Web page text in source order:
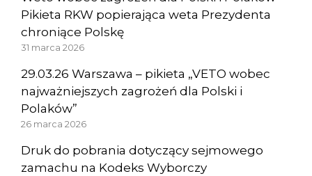
Pikieta RKW popierająca weta Prezydenta
chroniące Polskę
31 marca 2026
29.03.26 Warszawa – pikieta „VETO wobec
najważniejszych zagrożeń dla Polski i
Polaków”
26 marca 2026
Druk do pobrania dotyczący sejmowego
zamachu na Kodeks Wyborczy